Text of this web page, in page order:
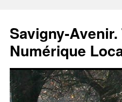
Savigny-
Numérique